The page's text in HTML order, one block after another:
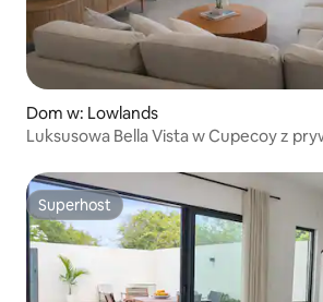
Dom w: Lowlands
Luksusowa Bella Vista w Cupecoy z
Superhost
Superhost